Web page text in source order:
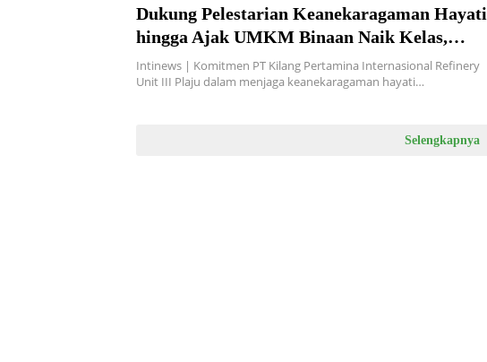
Dukung Pelestarian Keanekaragaman Hayati
hingga Ajak UMKM Binaan Naik Kelas,
Kilang Pertamina Plaju Raih Dua
Penghargaan ISRA 2024 di Solo
Intinews | Komitmen PT Kilang Pertamina Internasional Refinery
Unit III Plaju dalam menjaga keanekaragaman hayati…
Selengkapnya